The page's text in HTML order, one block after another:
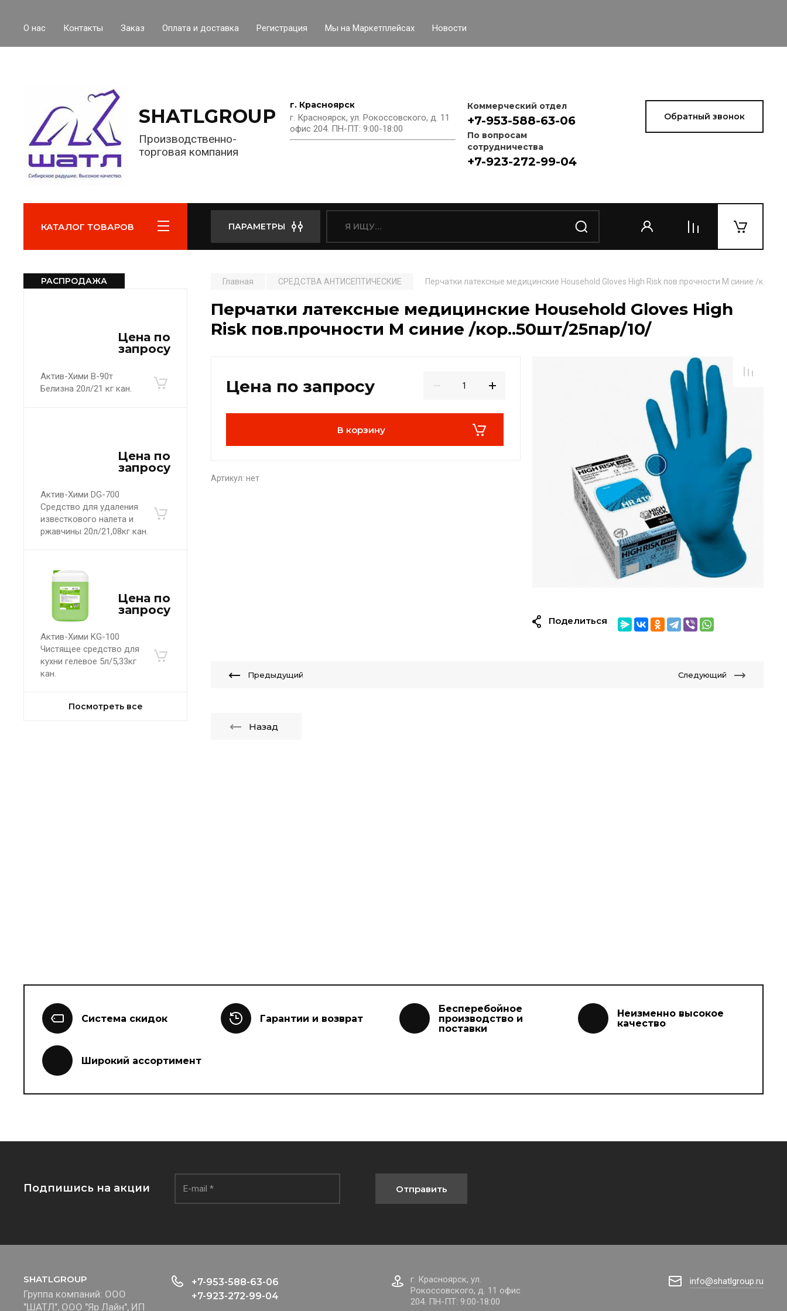
О нас Контакты Заказ Оплата и доставка Регистрация Мы на Маркетплейсах Новости
SHATLGROUP
Производственно-
торговая компания
г. Красноярск
г. Красноярск, ул. Рокоссовского, д. 11
офис 204. ПН-ПТ: 9:00-18:00
Коммерческий отдел
+7-953-588-63-06
По вопросам
сотрудничества
+7-923-272-99-04
Обратный звонок
КАТАЛОГ ТОВАРОВ ПАРАМЕТРЫ
РАСПРОДАЖА
Цена по
запросу
Актив-Хими B-90т
Белизна 20л/21 кг кан.
Цена по
запросу
Актив-Хими DG-700
Средство для удаления
известкового налета и
ржавчины 20л/21,08кг кан.
Цена по
запросу
Актив-Хими KG-100
Чистящее средство для
кухни гелевое 5л/5,33кг
кан.
Посмотреть все
Главная СРЕДСТВА АНТИСЕПТИЧЕСКИЕ Перчатки латексные медицинские Household Gloves High Risk пов.прочности М синие /
Перчатки латексные медицинские Household Gloves High
Risk пов.прочности М синие /кор..50шт/25пар/10/
Цена по запросу
В корзину
Артикул: нет
Поделиться
Предыдущий Следующий
Назад
Система скидок Гарантии и возврат
Бесперебойное
производство и
поставки
Неизменно высокое
качество
Широкий ассортимент
Подпишись на акции Отправить
SHATLGROUP
Группа компаний: ООО
"ШАТЛ", ООО "Яр Лайн", ИП
+7-953-588-63-06
+7-923-272-99-04
г. Красноярск, ул.
Рокоссовского, д. 11 офис
204. ПН-ПТ: 9:00-18:00
info@shatlgroup.ru